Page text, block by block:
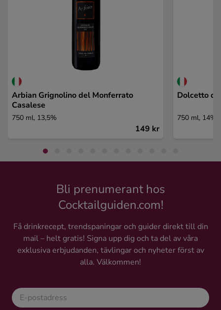
Arbian Grignolino del Monferrato
Casalese
750 ml, 13,5%
149 kr
Dolcetto
750 ml, 14%
Bli prenumerant hos
Cocktailguiden.com!
Få drinkrecept, trendspaningar och guider direkt till din
mail – helt gratis! Signa upp dig och ta del av våra
exklusiva erbjudanden, tävlingar och nyheter först av
alla. Välkommen!